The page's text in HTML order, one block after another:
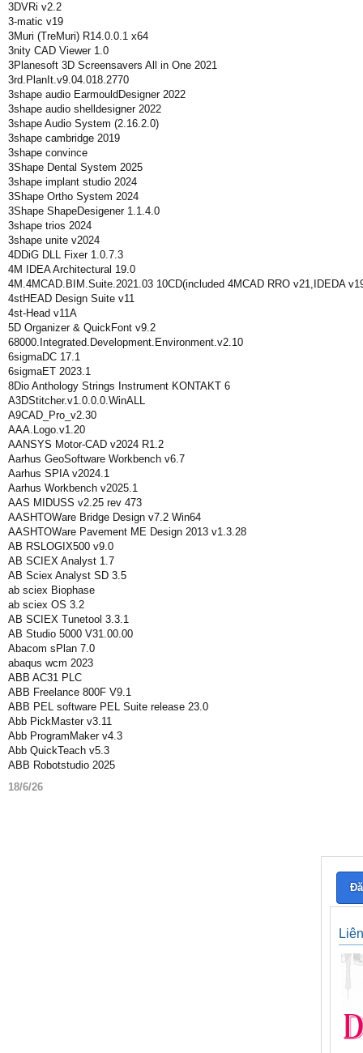
3DVRi v2.2
3-matic v19
3Muri (TreMuri) R14.0.0.1 x64
3nity CAD Viewer 1.0
3Planesoft 3D Screensavers All in One 2021
3rd.PlanIt.v9.04.018.2770
3shape audio EarmouldDesigner 2022
3shape audio shelldesigner 2022
3shape Audio System (2.16.2.0)
3shape cambridge 2019
3shape convince
3Shape Dental System 2025
3shape implant studio 2024
3Shape Ortho System 2024
3Shape ShapeDesigener 1.1.4.0
3shape trios 2024
3shape unite v2024
4DDiG DLL Fixer 1.0.7.3
4M IDEA Architectural 19.0
4M.4MCAD.BIM.Suite.2021.03 10CD(included 4MCAD RRO v21,IDEDA
4stHEAD Design Suite v11
4st-Head v11A
5D Organizer & QuickFont v9.2
68000.Integrated.Development.Environment.v2.10
6sigmaDC 17.1
6sigmaET 2023.1
8Dio Anthology Strings Instrument KONTAKT 6
A3DStitcher.v1.0.0.0.WinALL
A9CAD_Pro_v2.30
AAA.Logo.v1.20
AANSYS Motor-CAD v2024 R1.2
Aarhus GeoSoftware Workbench v6.7
Aarhus SPIA v2024.1
Aarhus Workbench v2025.1
AAS MIDUSS v2.25 rev 473
AASHTOWare Bridge Design v7.2 Win64
AASHTOWare Pavement ME Design 2013 v1.3.28
AB RSLOGIX500 v9.0
AB SCIEX Analyst 1.7
AB Sciex Analyst SD 3.5
ab sciex Biophase
ab sciex OS 3.2
AB SCIEX Tunetool 3.3.1
AB Studio 5000 V31.00.00
Abacom sPlan 7.0
abaqus wcm 2023
ABB AC31 PLC
ABB Freelance 800F V9.1
ABB PEL software PEL Suite release 23.0
Abb PickMaster v3.11
Abb ProgramMaker v4.3
Abb QuickTeach v5.3
ABB Robotstudio 2025
18/6/26